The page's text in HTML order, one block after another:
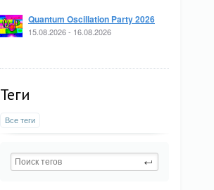
Quantum Oscillation Party 2026
15.08.2026 - 16.08.2026
Теги
Все теги